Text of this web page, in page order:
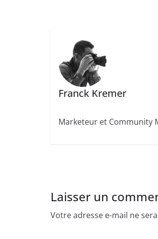
Franck Kremer
Marketeur et Community
Laisser un
Votre adresse e-mail ne